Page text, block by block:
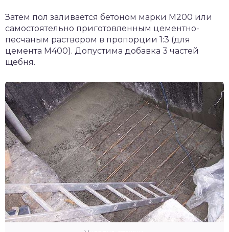
Затем пол заливается бетоном марки М200 или
самостоятельно приготовленным цементно-
песчаным раствором в пропорции 1:3 (для
цемента М400). Допустима добавка 3 частей
щебня.